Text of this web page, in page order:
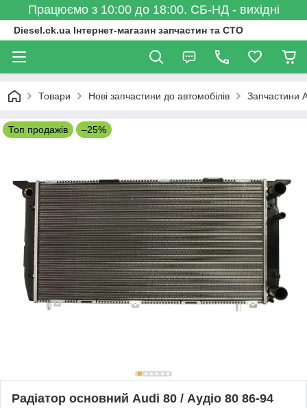
Працюємо з 10:00 до 18:00. СБ-НД - вихідні
Diesel.ck.ua Інтернет-магазин запчастин та СТО
Товари Нові запчастини до автомобілів Запчастини
Топ продажів –25%
Радіатор основний Audi 80 / Аудіо 80 86-94